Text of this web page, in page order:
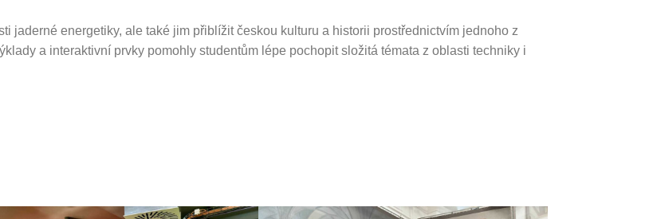
jaderné energetiky, ale také jim přiblížit českou kulturu a historii prostřednictvím jednoho z
a interaktivní prvky pomohly studentům lépe pochopit složitá témata z oblasti techniky i